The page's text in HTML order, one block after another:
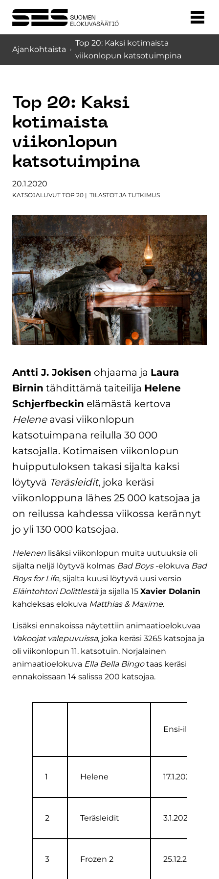
Ajankohtaista
Top 20: Kaksi kotimaista
viikonlopun katsotuimpina
Top 20: Kaksi
kotimaista
viikonlopun
katsotuimpina
20.1.2020
KATSOJALUVUT TOP 20 | TILASTOT JA TUTKIMUS
Antti J. Jokisen ohjaama ja Laura
Birnin tähdittämä taiteilija Helene
Schjerfbeckin elämästä kertova
Heleneavasi viikonlopun
katsotuimpana reilulla 30 000
katsojalla. Kotimaisen viikonlopun
huipputuloksen takasi sijalta kaksi
löytyvä Teräsleidit, joka keräsi
viikonloppuna lähes 25 000 katsojaa ja
on reilussa kahdessa viikossa kerännyt
jo yli 130 000 katsojaa.
Helenen lisäksi viikonlopun muita uutuuksia oli
sijalta neljä löytyvä kolmas Bad Boys-elokuva Bad
Boys for Life, sijalta kuusi löytyvä uusi versio
Eläintohtori Dolittlestäja sijalla 15 Xavier Dolanin
kahdeksas elokuva Matthias & Maxime.
Lisäksi ennakoissa näytettiin animaatioelokuvaa
Vakoojat valepuvuissa, joka keräsi 3265 katsojaa ja
oli viikonlopun 11. katsotuin. Norjalainen
animaatioelokuva Ella Bella Bingotaas keräsi
ennakoissaan 14 salissa 200 katsojaa.
Ensi-ilta
1 Helene 17.1.2020
2 Teräsleidit 3.1.2020
3 Frozen 2 25.12.2019